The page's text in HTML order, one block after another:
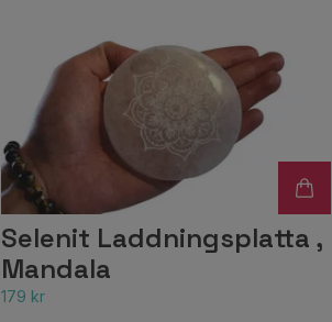
Selenit Laddningsplatta ,
Mandala
179 kr